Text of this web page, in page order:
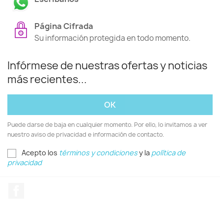
Página Cifrada
Su información protegida en todo momento.
Infórmese de nuestras ofertas y noticias
más recientes...
Puede darse de baja en cualquier momento. Por ello, lo invitamos a ver
nuestro aviso de privacidad e información de contacto.
Acepto los términos y condicionesy la política de
privacidad